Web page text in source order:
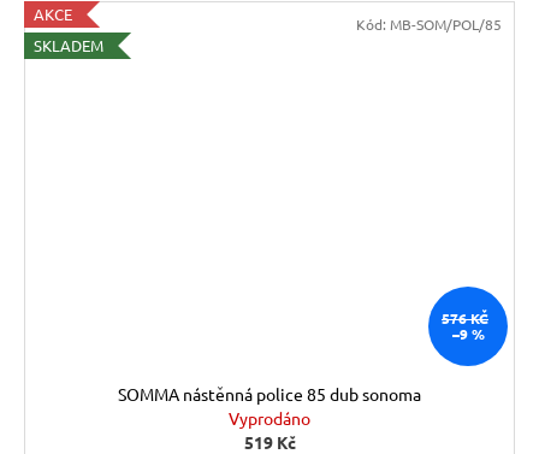
AKCE
SKLADEM
576 KČ
–9 %
SOMMA nástěnná police 85 dub sonoma
Vyprodáno
519 Kč
Kód: MB-SOM/POL/85